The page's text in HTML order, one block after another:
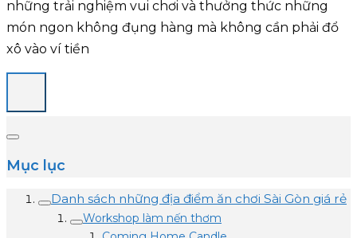
những trải nghiệm vui chơi và thưởng thức những
món ngon không đụng hàng mà không cần phải đổ
xô vào ví tiền
Mục lục
Danh sách những địa điểm ăn chơi Sài Gòn giá rẻ
Workshop làm nến thơm